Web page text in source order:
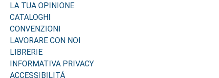
LA TUA OPINIONE
CATALOGHI
CONVENZIONI
LAVORARE CON NOI
LIBRERIE
INFORMATIVA PRIVACY
ACCESSIBILITÁ